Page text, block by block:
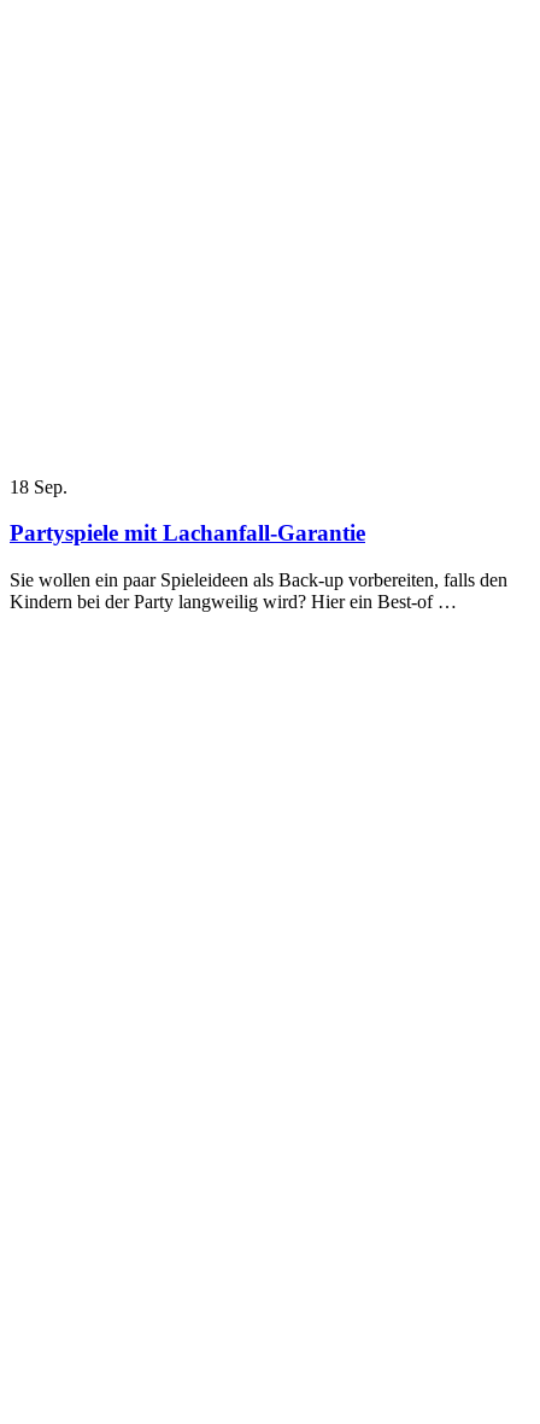
18 Sep.
Partyspiele mit Lachanfall-Garantie
Sie wollen ein paar Spieleideen als Back-up vorbereiten, falls den
Kindern bei der Party langweilig wird? Hier ein Best-of …